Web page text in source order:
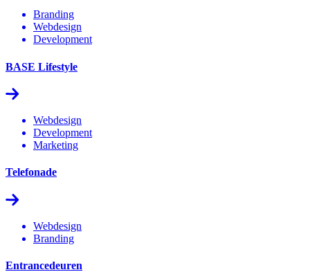
Branding
Webdesign
Development
BASE Lifestyle
Webdesign
Development
Marketing
Telefonade
Webdesign
Branding
Entrancedeuren